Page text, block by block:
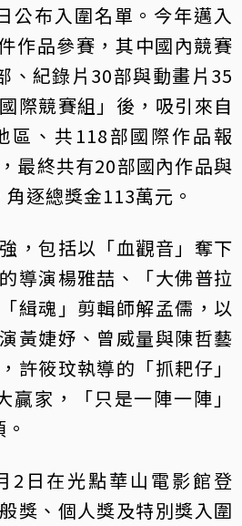
公布入圍名單。今年邁入
作品參賽，其中國內競賽
、紀錄片30部與動畫片35
際競賽組」後，吸引來自
區、共118部國際作品報
最終共有20部國內作品與
逐總獎金113萬元。
，包括以「血觀音」奪下
導演楊雅喆、「大佛普拉
緝魂」剪輯師解孟儒，以
黃婕妤、曾威量與陳哲藝
許筱玟執導的「抓耙仔」
贏家，「只是一陣一陣」
2日在光點華山電影館登
獎、個人獎及特別獎入圍